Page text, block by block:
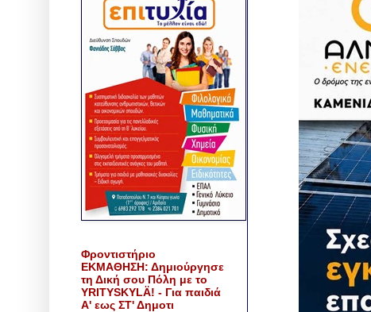
Φροντιστήριο
ΕΚΜΑΘΗΣΗ: Δημιούργησε
τη Δική σου Πόλη με το
YRITYSKYLÄ! - Για παιδιά
Α' εως ΣΤ' Δημοτι